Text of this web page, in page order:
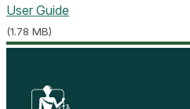
User Guide
(1.78 MB)